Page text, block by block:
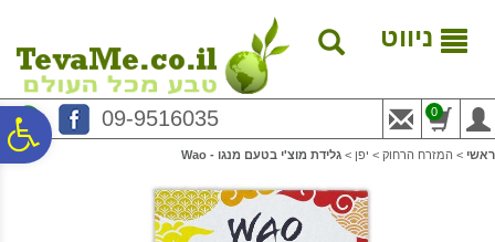
נגישות
המרכזי
ניווט
09-9516035 0
ראשי > המזרח הרחוק > יפן > גלידת מוצ'י בטעם מנגו - Wao